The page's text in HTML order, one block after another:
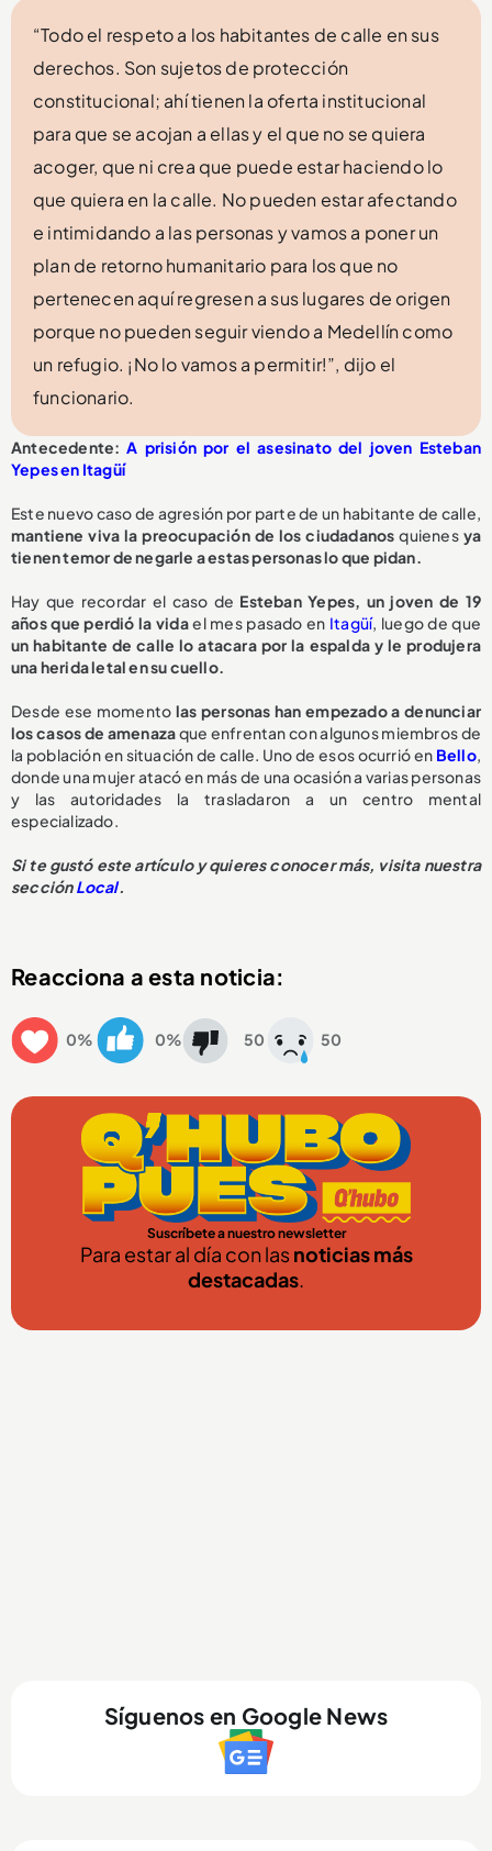
“Todo el respeto a los habitantes de calle en sus
derechos. Son sujetos de protección
constitucional; ahí tienen la oferta institucional
para que se acojan a ellas y el que no se quiera
acoger, que ni crea que puede estar haciendo lo
que quiera en la calle. No pueden estar afectando
e intimidando a las personas y vamos a poner un
plan de retorno humanitario para los que no
pertenecen aquí regresen a sus lugares de origen
porque no pueden seguir viendo a Medellín como
un refugio. ¡No lo vamos a permitir!”, dijo el
funcionario.
Antecedente:A prisión por el asesinato del joven Esteban
Yepes en Itagüí
Este nuevo caso de agresión por parte de un habitante de calle,
mantiene viva la preocupación de los ciudadanosquienes ya
tienen temor de negarle a estas personas lo que pidan.
Hay que recordar el caso de Esteban Yepes, un joven de 19
años que perdió la vidael mes pasado en Itagüí, luego de que
un habitante de calle lo atacara por la espalda y le produjera
una herida letal en su cuello.
Desde ese momento las personas han empezado a denunciar
los casos de amenazaque enfrentan con algunos miembros de
la población en situación de calle. Uno de esos ocurrió en Bello,
donde una mujer atacó en más de una ocasión a varias personas
y las autoridades la trasladaron a un centro mental
especializado.
Si te gustó este artículo y quieres conocer más, visita nuestra
secciónLocal.
Reacciona a esta noticia:
0% 0% 50 50
Suscríbete a nuestro newsletter
Para estar al día con lasnoticias más
destacadas.
Síguenos en Google News